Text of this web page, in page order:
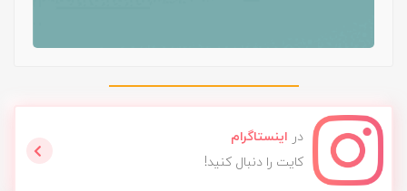
در اینستاگرام
کایت را دنبال کنید!